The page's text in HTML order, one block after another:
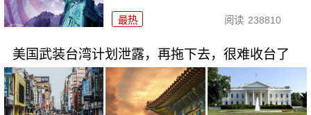
最热 阅读 238810
美国武装台湾计划泄露，再拖下去，很难收台了